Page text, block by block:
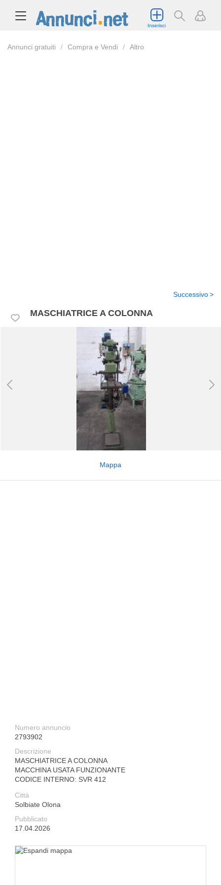
Inserisci
Annunci gratuiti Compra e Vendi Altro
MASCHIATRICE A COLONNA
Successivo
Mappa
Numero annuncio
2793902
Descrizione
MASCHIATRICE A COLONNA
MACCHINA USATA FUNZIONANTE
CODICE INTERNO: SVR 412
Città
Solbiate Olona
Pubblicato
17.04.2026